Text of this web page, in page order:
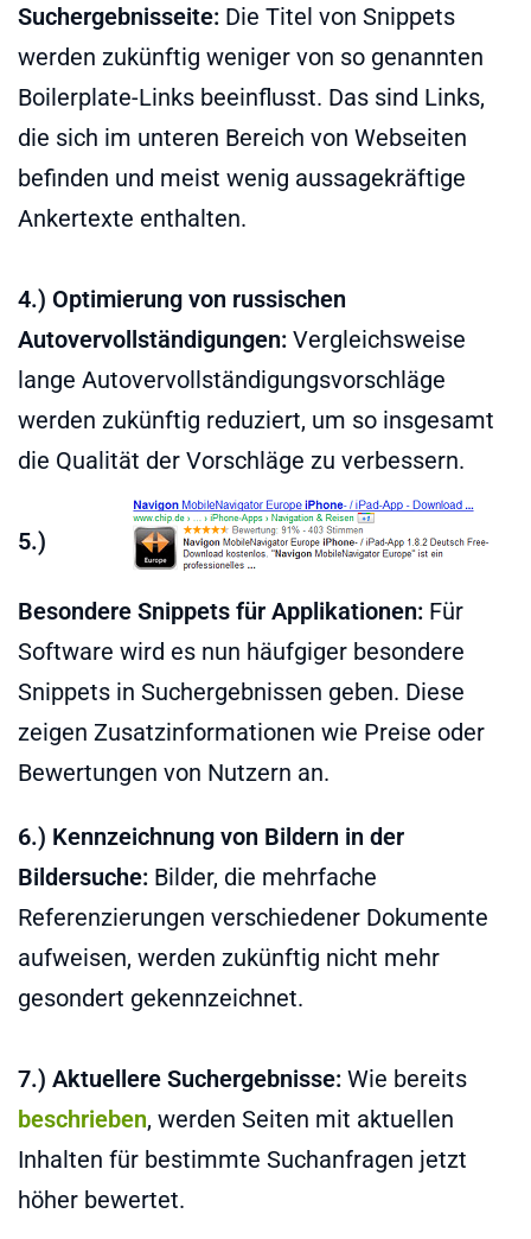
Suchergebnisseite: Die Titel von Snippets
werden zukünftig weniger von so genannten
Boilerplate-Links beeinflusst. Das sind Links,
die sich im unteren Bereich von Webseiten
befinden und meist wenig aussagekräftige
Ankertexte enthalten.
4.) Optimierung von russischen
Autovervollständigungen: Vergleichsweise
lange Autovervollständigungsvorschläge
werden zukünftig reduziert, um so insgesamt
die Qualität der Vorschläge zu verbessern.
5.)
Besondere Snippets für Applikationen: Für
Software wird es nun häufgiger besondere
Snippets in Suchergebnissen geben. Diese
zeigen Zusatzinformationen wie Preise oder
Bewertungen von Nutzern an.
6.) Kennzeichnung von Bildern in der
Bildersuche: Bilder, die mehrfache
Referenzierungen verschiedener Dokumente
aufweisen, werden zukünftig nicht mehr
gesondert gekennzeichnet.
7.) Aktuellere Suchergebnisse: Wie bereits
beschrieben, werden Seiten mit aktuellen
Inhalten für bestimmte Suchanfragen jetzt
höher bewertet.